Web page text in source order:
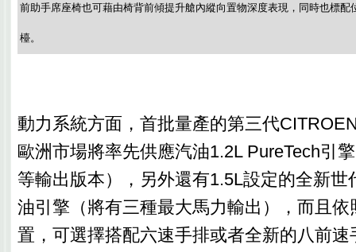
前助手席座椅也可藉由椅背前傾提升艙內縱向置物深度表現，同時也標配
檯。
動力系統方面，首批量產的第三代
歐洲市場將率先供應汽油1.2L PureTech引
等輸出版本），另外還有1.5L設定的全新世
油引擎（將有三種最大馬力輸出），而且
置，可選擇搭配六速手排或者全新的八前